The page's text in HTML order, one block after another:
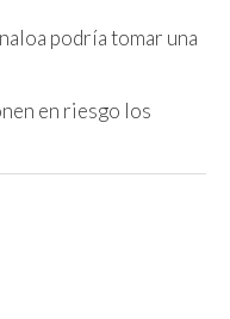
podría tomar una
en riesgo los